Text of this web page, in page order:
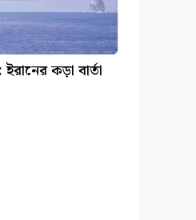
কড়া বার্তা